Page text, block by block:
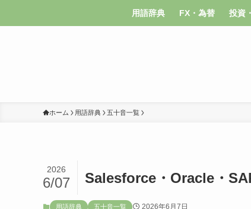
用語辞典 FX・為替 投資
ホーム 用語辞典 五十音一覧
Salesforce・Oracle・
2026
6/07
用語辞典 五十音一覧 2026年6月7日